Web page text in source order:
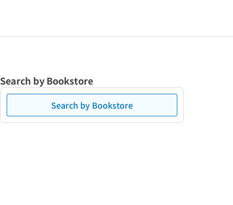
Search by Bookstore
Search by Bookstore